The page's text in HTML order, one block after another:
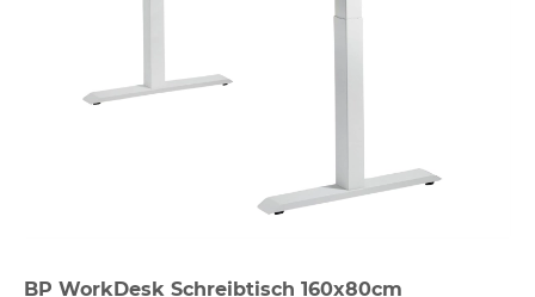
BP WorkDesk Schreibtisch 160x80cm